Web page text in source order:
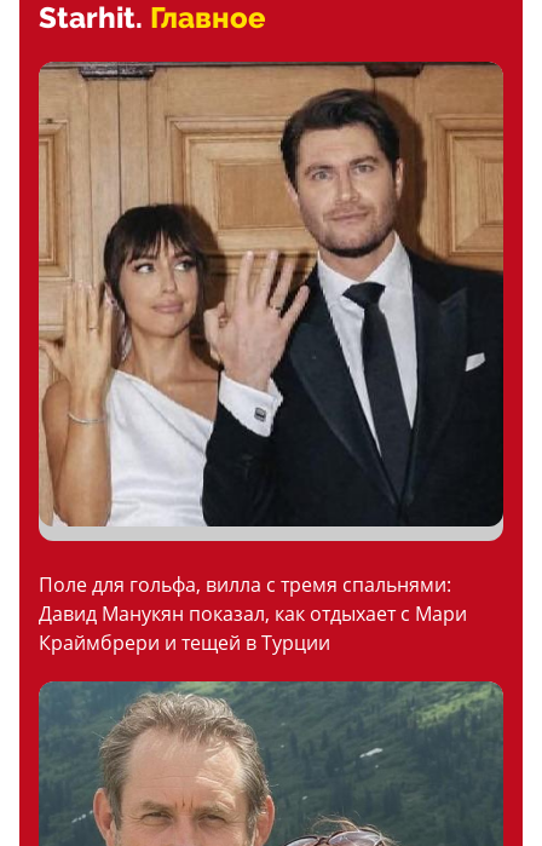
Starhit. Главное
Поле для гольфа, вилла с тремя спальнями:
Давид Манукян показал, как отдыхает с Мари
Краймбрери и тещей в Турции